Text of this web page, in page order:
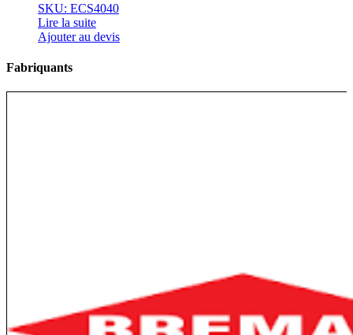
SKU: ECS4040
Lire la suite
Ajouter au devis
Fabriquants